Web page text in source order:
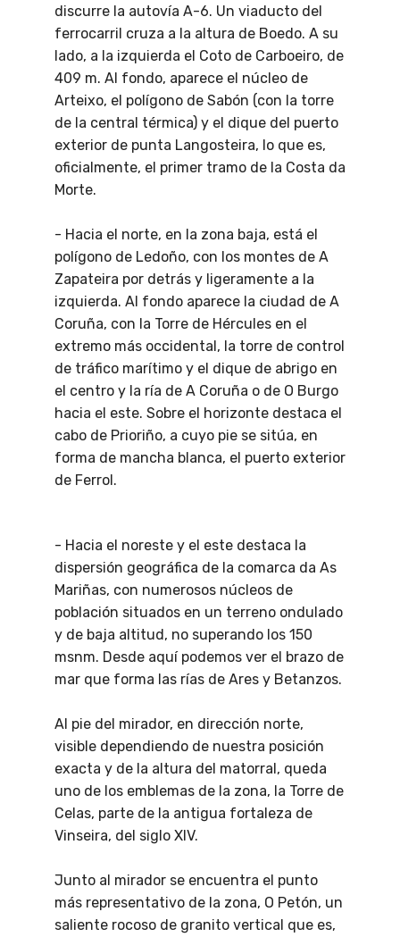
discurre la autovía A-6. Un viaducto del
ferrocarril cruza a la altura de Boedo. A su
lado, a la izquierda el Coto de Carboeiro, de
409 m. Al fondo, aparece el núcleo de
Arteixo, el polígono de Sabón (con la torre
de la central térmica) y el dique del puerto
exterior de punta Langosteira, lo que es,
oficialmente, el primer tramo de la Costa da
Morte.
- Hacia el norte, en la zona baja, está el
polígono de Ledoño, con los montes de A
Zapateira por detrás y ligeramente a la
izquierda. Al fondo aparece la ciudad de A
Coruña, con la Torre de Hércules en el
extremo más occidental, la torre de control
de tráfico marítimo y el dique de abrigo en
el centro y la ría de A Coruña o de O Burgo
hacia el este. Sobre el horizonte destaca el
cabo de Prioriño, a cuyo pie se sitúa, en
forma de mancha blanca, el puerto exterior
de Ferrol.
- Hacia el noreste y el este destaca la
dispersión geográfica de la comarca da As
Mariñas, con numerosos núcleos de
población situados en un terreno ondulado
y de baja altitud, no superando los 150
msnm. Desde aquí podemos ver el brazo de
mar que forma las rías de Ares y Betanzos.
Al pie del mirador, en dirección norte,
visible dependiendo de nuestra posición
exacta y de la altura del matorral, queda
uno de los emblemas de la zona, la Torre de
Celas, parte de la antigua fortaleza de
Vinseira, del siglo XIV.
Junto al mirador se encuentra el punto
más representativo de la zona, O Petón, un
saliente rocoso de granito vertical que es,